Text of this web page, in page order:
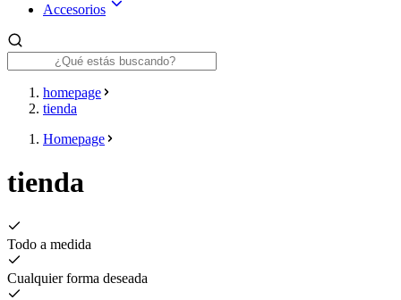
Accesorios
homepage
tienda
Homepage
tienda
Todo a medida
Cualquier forma deseada